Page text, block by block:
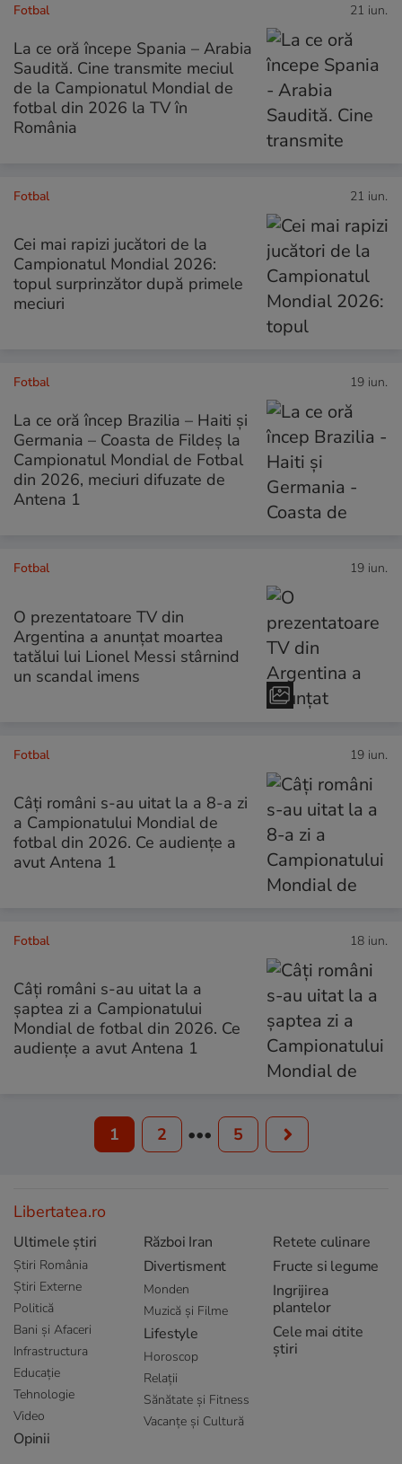
Fotbal 21 iun.
La ce oră începe Spania – Arabia
Saudită. Cine transmite meciul
de la Campionatul Mondial de
fotbal din 2026 la TV în
România
Fotbal 21 iun.
Cei mai rapizi jucători de la
Campionatul Mondial 2026:
topul surprinzător după primele
meciuri
Fotbal 19 iun.
La ce oră încep Brazilia – Haiti și
Germania – Coasta de Fildeș la
Campionatul Mondial de Fotbal
din 2026, meciuri difuzate de
Antena 1
Fotbal 19 iun.
O prezentatoare TV din
Argentina a anunțat moartea
tatălui lui Lionel Messi stârnind
un scandal imens
Fotbal 19 iun.
Câți români s-au uitat la a 8-a zi
a Campionatului Mondial de
fotbal din 2026. Ce audiențe a
avut Antena 1
Fotbal 18 iun.
Câți români s-au uitat la a
șaptea zi a Campionatului
Mondial de fotbal din 2026. Ce
audiențe a avut Antena 1
1 2 ••• 5
Libertatea.ro
Ultimele știri
Știri România
Știri Externe
Politică
Bani și Afaceri
Infrastructura
Educație
Tehnologie
Video
Opinii
Război Iran
Divertisment
Monden
Muzică și Filme
Lifestyle
Horoscop
Relații
Sănătate și Fitness
Vacanțe și Cultură
Retete culinare
Fructe si legume
Ingrijirea
plantelor
Cele mai citite
știri